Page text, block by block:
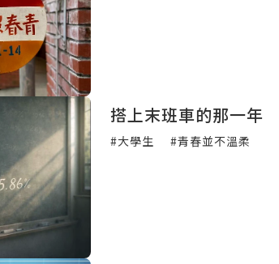
搭上末班車的那一年
#大學生 #青春並不溫柔